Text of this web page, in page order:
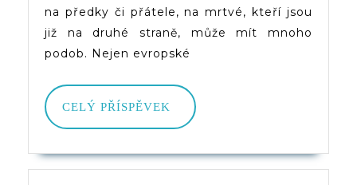
na předky či přátele, na mrtvé, kteří jsou
již na druhé straně, může mít mnoho
podob. Nejen evropské
CELÝ PŘÍSPĚVEK
CELÝ
PŘÍSPĚVEK